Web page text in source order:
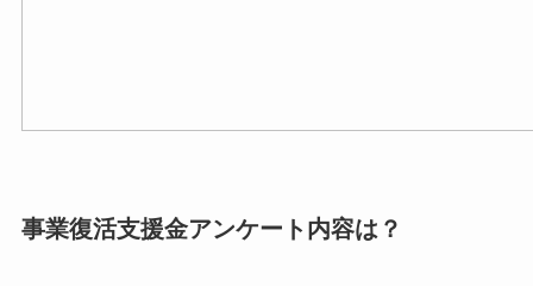
事業復活支援金アンケート内容は？